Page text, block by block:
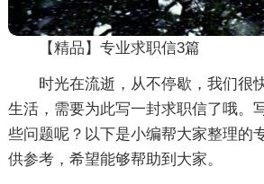
【精品】专业求职信3篇
时光在流逝，从不停歇，我们很
生活，需要为此写一封求职信了哦。
些问题呢？以下是小编帮大家整理的
供参考，希望能够帮助到大家。